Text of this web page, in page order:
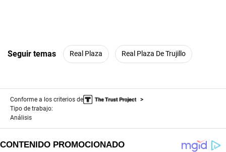
Seguir temas Real Plaza Real Plaza De Trujillo
Conforme a los criterios de
Tipo de trabajo:
Análisis